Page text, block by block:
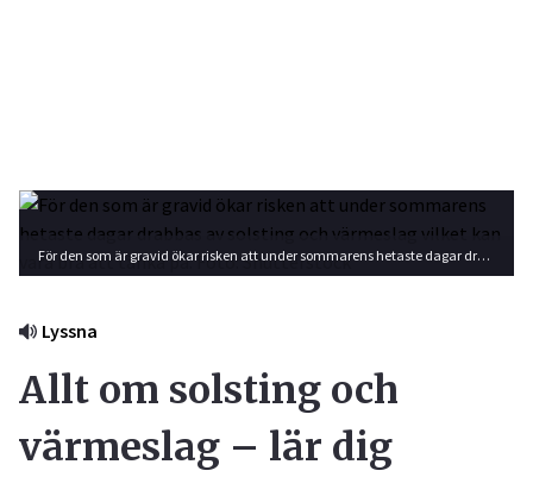
För den som är gravid ökar risken att under sommarens hetaste dagar drabbas av solsting och värmeslag vilket kan vara bra att tänka på. Foto: Shutterstock
Lyssna
Allt om solsting och
värmeslag – lär dig